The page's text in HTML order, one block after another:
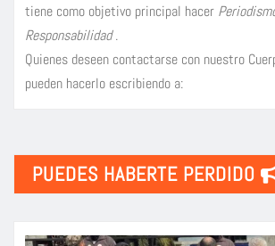
tiene como objetivo principal hacer
Responsabilidad.
Quienes deseen contactarse con nuestro
pueden hacerlo escribiendo a:
PUEDES HABERTE PERDIDO